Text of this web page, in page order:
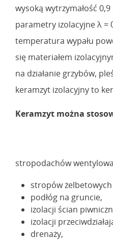
wysoką wytrzymałość
parametry izolacyjne λ =
temperatura wypału
się materiałem
na działanie grzybów,
keramzyt izolacyjny to
Keramzyt można
stropodachów
stropów
podłóg na gruncie,
izolacji ścian
izolacji
drenaży,